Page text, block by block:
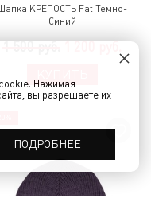
КРЕПОСТЬ Fat Темно-
Синий
Нажимая
вы разрешаете их
ПОДРОБНЕЕ
×